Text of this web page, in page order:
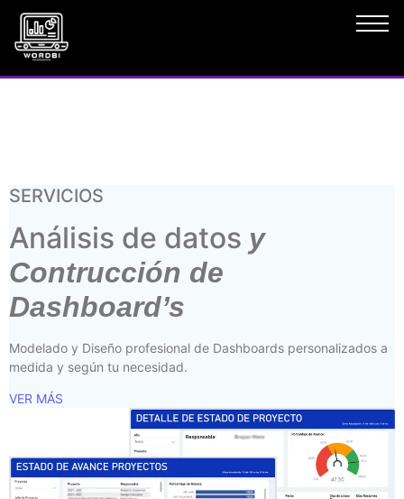
SERVICIOS
Análisis de datos y
Contrucción de
Dashboard’s
Modelado y Diseño profesional de Dashboards personalizados a
medida y según tu necesidad.
VER MÁS